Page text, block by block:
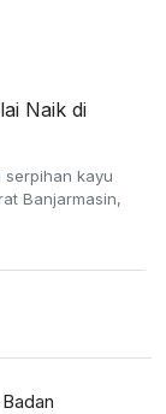
serpihan kayu
Banjarmasin,